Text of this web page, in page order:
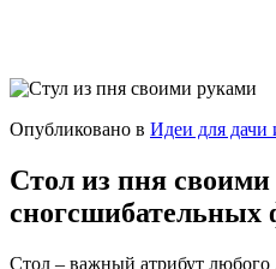
Опубликовано в Идеи для дачи
Стол из пня
сногсшибательных
Стол – важный атрибут любого